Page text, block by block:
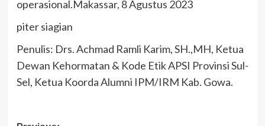
operasional.Makassar, 8 Agustus 2023
piter siagian
Penulis: Drs. Achmad Ramli Karim, SH.,MH, Ketua
Dewan Kehormatan & Kode Etik APSI Provinsi Sul-
Sel, Ketua Koorda Alumni IPM/IRM Kab. Gowa.